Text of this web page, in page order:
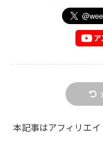
本記事はアフィリエ